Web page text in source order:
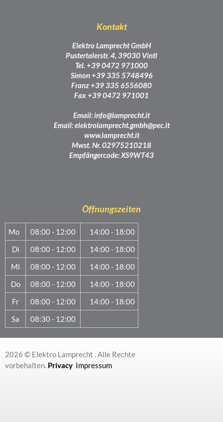
Kontakt
Elektro Lamprecht GmbH
Pustertalerstr. 4, 39030 Vintl
Tel. +39 0472 971000
Simon +39 335 5748496
Franz +39 335 6556080
Fax +39 0472 971001
Email:info@lamprecht.it
Email:elektrolamprecht.gmbh@pec.it
www.lamprecht.it
Mwst. Nr. 02975210218
Empfängercode: XS9WT43
Öffnungszeiten
Mo 08:00 - 12:00
14:00 - 18:00
Di
08:00 - 12:00
14:00 - 18:00
Mi
08:00 - 12:00
14:00 - 18:00
Do
08:00 - 12:00
14:00 - 18:00
Fr
08:00 - 12:00
14:00 - 18:00
Sa
08:30 - 12:00
2026 © Elektro Lamprecht . Alle Rechte
vorbehalten. Privacy Impressum